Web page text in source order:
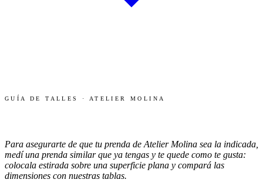
GUÍA DE TALLES · ATELIER MOLINA
Para asegurarte de que tu prenda de Atelier Molina sea la indicada,
medí una prenda similar que ya tengas y te quede como te gusta:
colocala estirada sobre una superficie plana y compará las
dimensiones con nuestras tablas.